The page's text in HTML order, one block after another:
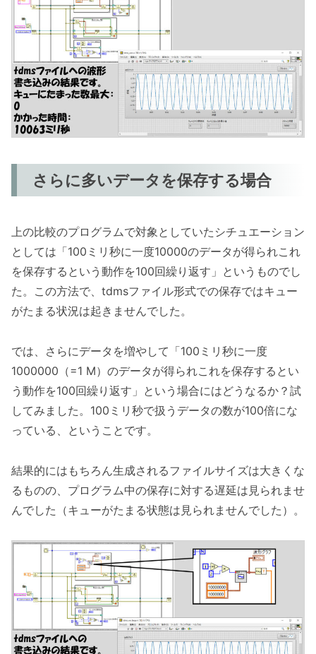
さらに多いデータを保存する場合
上の比較のプログラムで対象としていたシチュエーション
としては「100ミリ秒に一度10000のデータが得られこれ
を保存するという動作を100回繰り返す」というものでし
た。この方法で、tdmsファイル形式での保存ではキュー
がたまる状況は起きませんでした。
では、さらにデータを増やして「100ミリ秒に一度
1000000（=1 M）のデータが得られこれを保存するとい
う動作を100回繰り返す」という場合にはどうなるか？試
してみました。100ミリ秒で扱うデータの数が100倍にな
っている、ということです。
結果的にはもちろん生成されるファイルサイズは大きくな
るものの、プログラム中の保存に対する遅延は見られませ
んでした（キューがたまる状態は見られませんでした）。